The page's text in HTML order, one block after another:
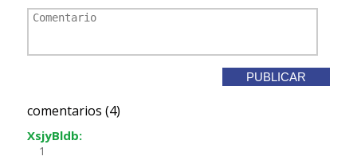
comentarios (4)
XsjyBldb:
1